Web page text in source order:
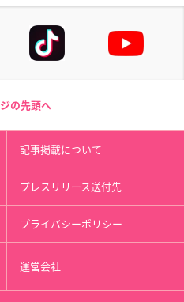
の先頭へ
記事掲載について
プレスリリース送付先
プライバシーポリシー
運営会社